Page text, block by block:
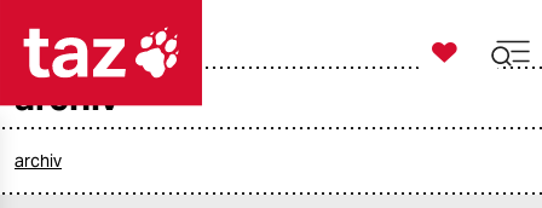

taz zahl ich
archiv
archiv